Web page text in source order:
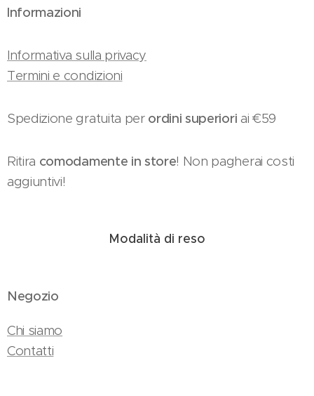
Informazioni
Informativa sulla privacy
Termini e condizioni
Spedizione gratuita perordini superiori ai €59
Ritira comodamente in store! Non pagherai costi
aggiuntivi!
Modalità di reso
Negozio
Chi siamo
Contatti